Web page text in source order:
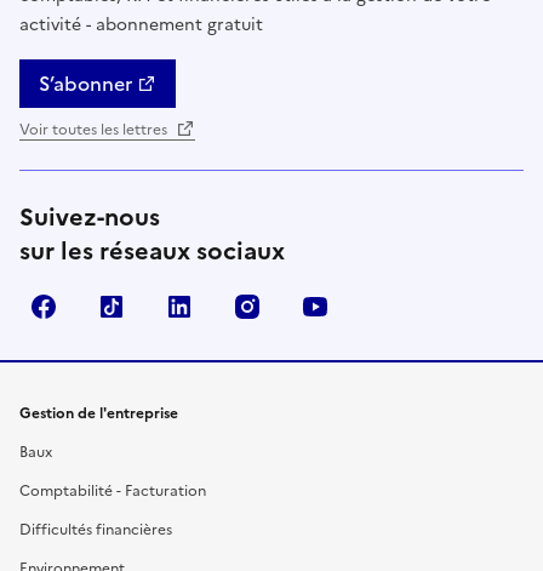
activité - abonnement gratuit
S’abonner
Voir toutes les lettres
Suivez-nous
sur les réseaux sociaux
FacebookTikTok Linkedin Instagram
Gestion de l'entreprise
Baux
Comptabilité - Facturation
Difficultés financières